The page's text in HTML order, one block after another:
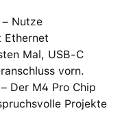
– Nutze
Ethernet
Mal, USB‑C
vorn.
Der M4 Pro Chip
Projekte